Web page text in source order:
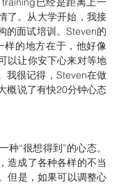
了。从大学开始，我接
的面试培训。Steven的
样的地方在于，他好像
以让你安下心来对等地
我很记得，Steven在做
概说了有快20分钟心态
种“很想得到”的心态。
造成了各种各样的不当
但是，如果可以调整心